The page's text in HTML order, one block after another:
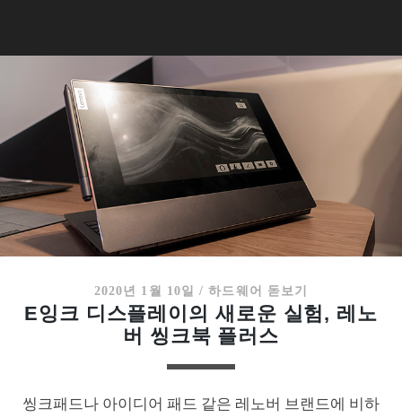
2020년 1월 10일 /하드웨어 돋보기
E잉크 디스플레이의 새로운 실험, 레노
버 씽크북 플러스
씽크패드나 아이디어 패드 같은 레노버 브랜드에 비하